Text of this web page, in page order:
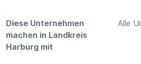
Diese Unternehmen
machen in Landkreis
Harburg mit
Alle